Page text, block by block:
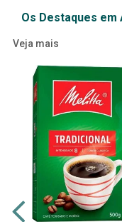
Os Destaques
Veja mais